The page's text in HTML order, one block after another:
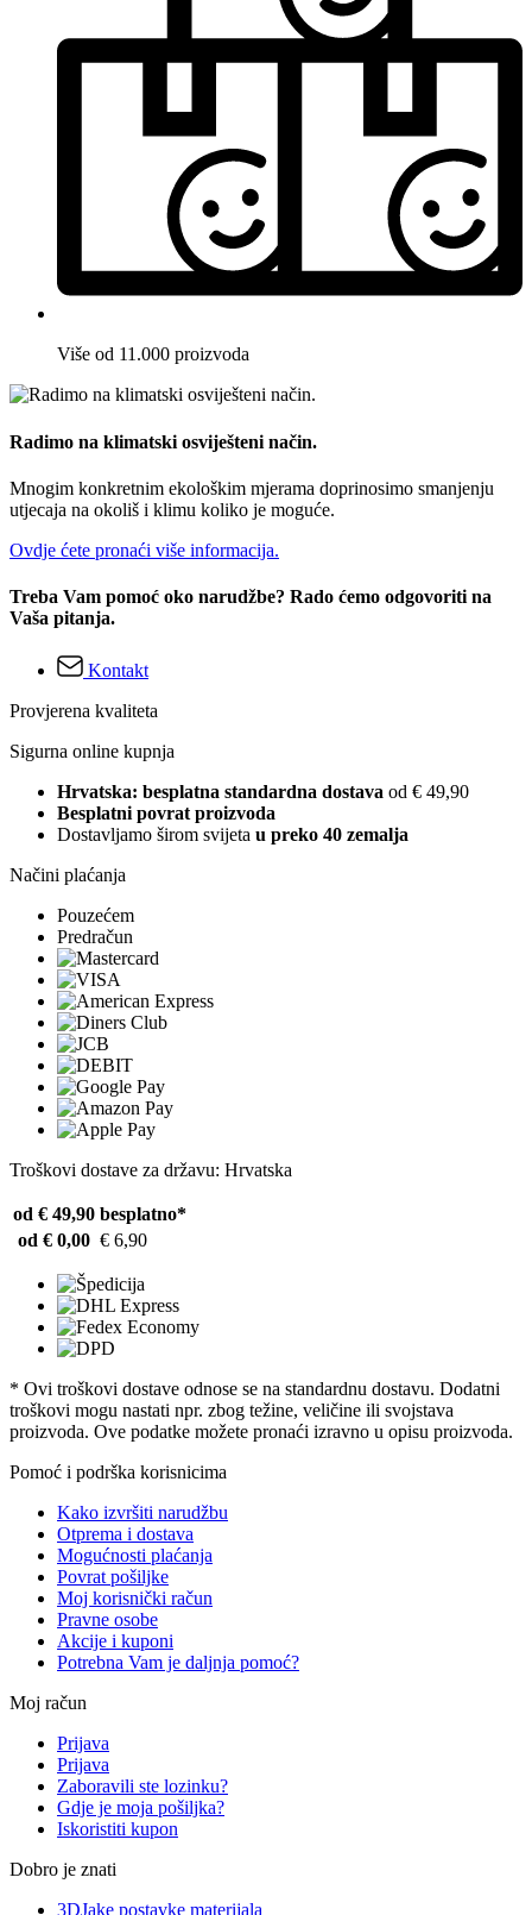
Više od 11.000 proizvoda
Radimo na klimatski osviješteni način.
Mnogim konkretnim ekološkim mjerama doprinosimo smanjenju
utjecaja na okoliš i klimu koliko je moguće.
Ovdje ćete pronaći više informacija.
Treba Vam pomoć oko narudžbe? Rado ćemo odgovoriti na
Vaša pitanja.
Kontakt
Provjerena kvaliteta
Sigurna online kupnja
Hrvatska: besplatna standardna dostava od € 49,90
Besplatni povrat proizvoda
Dostavljamo širom svijeta u preko 40 zemalja
Načini plaćanja
Pouzećem
Predračun
Troškovi dostave za državu: Hrvatska
od € 49,90 besplatno*
od € 0,00 € 6,90
* Ovi troškovi dostave odnose se na standardnu ​​dostavu. Dodatni
troškovi mogu nastati npr. zbog težine, veličine ili svojstava
proizvoda. Ove podatke možete pronaći izravno u opisu proizvoda.
Pomoć i podrška korisnicima
Kako izvršiti narudžbu
Otprema i dostava
Mogućnosti plaćanja
Povrat pošiljke
Moj korisnički račun
Pravne osobe
Akcije i kuponi
Potrebna Vam je daljnja pomoć?
Moj račun
Prijava
Prijava
Zaboravili ste lozinku?
Gdje je moja pošiljka?
Iskoristiti kupon
Dobro je znati
3DJake postavke materijala